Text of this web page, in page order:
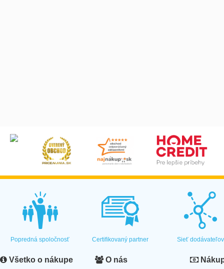
Popredná spoločnosť Certifikovaný partner Sieť dodávateľov
Všetko o nákupe O nás